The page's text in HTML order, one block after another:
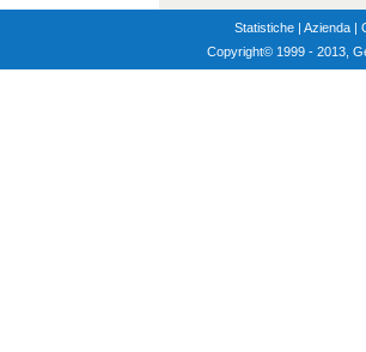
Statistiche | Azienda |
Copyright© 1999 - 2013,